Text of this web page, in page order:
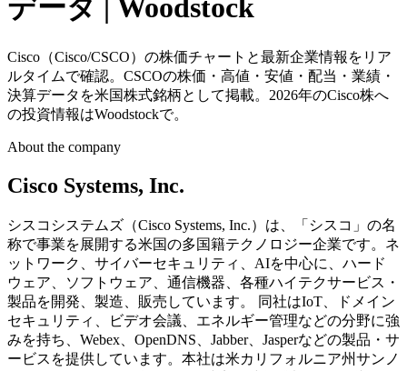
データ | Woodstock
Cisco（Cisco/CSCO）の株価チャートと最新企業情報をリア
ルタイムで確認。CSCOの株価・高値・安値・配当・業績・
決算データを米国株式銘柄として掲載。2026年のCisco株へ
の投資情報はWoodstockで。
About the company
Cisco Systems, Inc.
シスコシステムズ（Cisco Systems, Inc.）は、「シスコ」の名
称で事業を展開する米国の多国籍テクノロジー企業です。ネ
ットワーク、サイバーセキュリティ、AIを中心に、ハード
ウェア、ソフトウェア、通信機器、各種ハイテクサービス・
製品を開発、製造、販売しています。 同社はIoT、ドメイン
セキュリティ、ビデオ会議、エネルギー管理などの分野に強
みを持ち、Webex、OpenDNS、Jabber、Jasperなどの製品・サ
ービスを提供しています。本社は米カリフォルニア州サンノ